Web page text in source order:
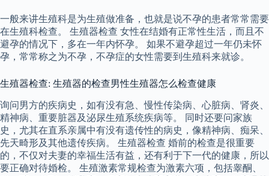
一般来讲生殖科是为生殖做准备，也就是说不孕的患者常常需要
在生殖科检查。 生殖器检查 女性在结婚有正常性生活，而且不
避孕的情况下，多在一年内怀孕。 如果不避孕超过一年仍未怀
孕，常常称之为不孕，不孕症的女性需要到生殖科来就诊。
生殖器检查: 生殖器的检查男性生殖器怎么检查健康
询问男方的疾病史，如有没有急、慢性传染病、心脏病、肾炎、
精神病、重要脏器及泌尿生殖系统疾病等。 同时还要问家族
史，尤其在直系亲属中有没有遗传性的病史，像精神病、痴呆、
先天畸形及其他遗传疾病。 生殖器检查 婚前的检查是很重要
的，不仅对夫妻的幸福生活有益，还有利于下一代的健康，所以
要正确对待婚检。 生殖激素常规检查为激素六项，包括睾酮、